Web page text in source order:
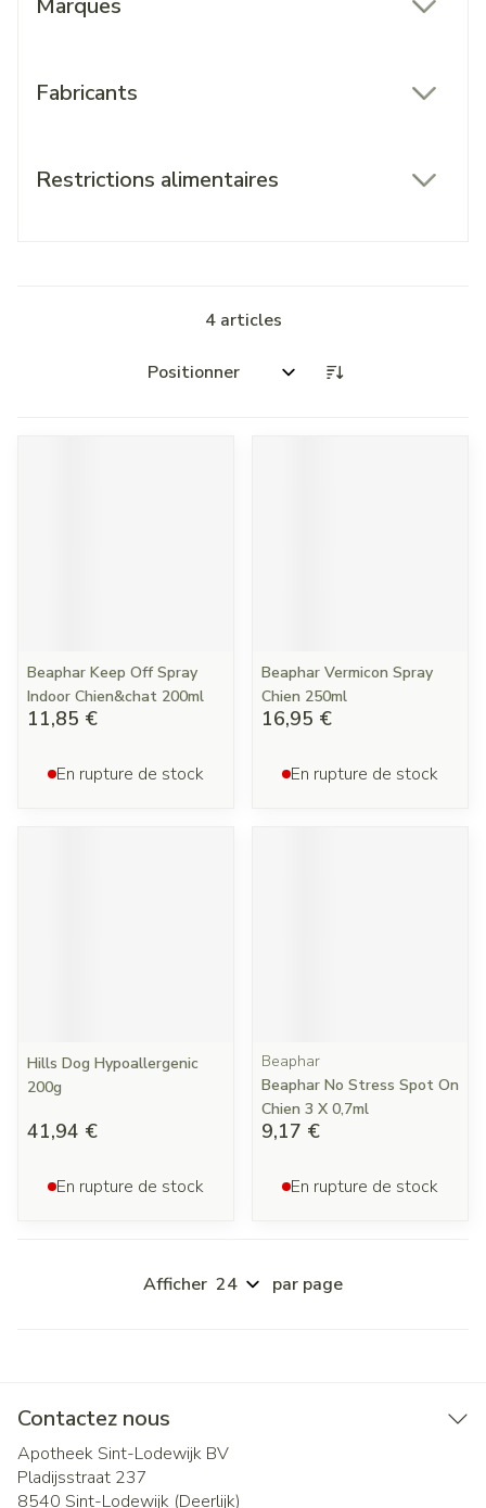
Marques
Fabricants
Restrictions alimentaires
4articles
Trier par:
Beaphar Keep Off Spray
Indoor Chien&chat 200ml
11,85 €
En rupture de stock
Beaphar Vermicon Spray
Chien 250ml
16,95 €
En rupture de stock
Hills Dog Hypoallergenic
200g
41,94 €
En rupture de stock
Beaphar
Beaphar No Stress Spot On
Chien 3 X 0,7ml
9,17 €
En rupture de stock
Afficher par page
Contactez nous
Apotheek Sint-Lodewijk BV
Pladijsstraat 237
8540 Sint-Lodewijk (Deerlijk)